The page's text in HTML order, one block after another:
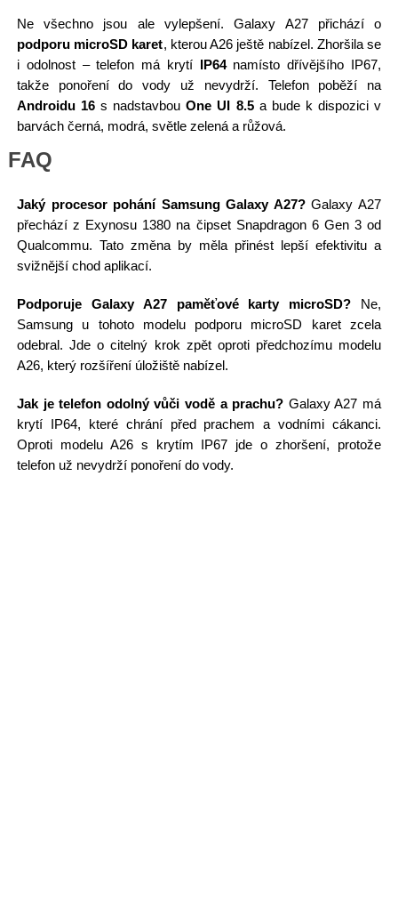
Ne všechno jsou ale vylepšení. Galaxy A27 přichází o
podporu microSD karet, kterou A26 ještě nabízel. Zhoršila se
i odolnost – telefon má krytí IP64namísto dřívějšího IP67,
takže ponoření do vody už nevydrží. Telefon poběží na
Androidu 16 s nadstavbouOne UI 8.5a bude k dispozici v
barvách černá, modrá, světle zelená a růžová.
FAQ
Jaký procesor pohání Samsung Galaxy A27?Galaxy A27
přechází z Exynosu 1380 na čipset Snapdragon 6 Gen 3 od
Qualcommu. Tato změna by měla přinést lepší efektivitu a
svižnější chod aplikací.
Podporuje Galaxy A27 paměťové karty microSD? Ne,
Samsung u tohoto modelu podporu microSD karet zcela
odebral. Jde o citelný krok zpět oproti předchozímu modelu
A26, který rozšíření úložiště nabízel.
Jak je telefon odolný vůči vodě a prachu? Galaxy A27 má
krytí IP64, které chrání před prachem a vodními cákanci.
Oproti modelu A26 s krytím IP67 jde o zhoršení, protože
telefon už nevydrží ponoření do vody.